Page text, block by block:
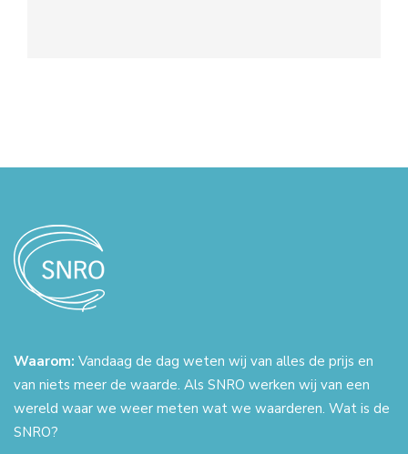
Waarom: Vandaag de dag weten wij van alles de prijs en
van niets meer de waarde. Als SNRO werken wij van een
wereld waar we weer meten wat we waarderen. Wat is de
SNRO?